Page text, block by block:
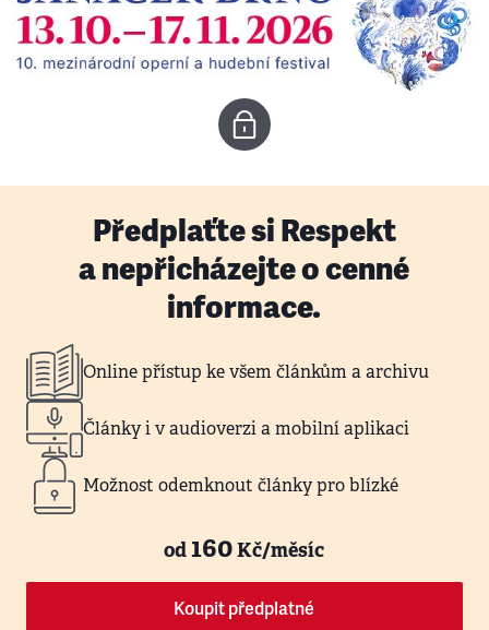
Předplaťte si Respekt
a nepřicházejte o cenné
informace.
Online přístup ke všem článkům a archivu
Články i v audioverzi a mobilní aplikaci
Možnost odemknout články pro blízké
od160Kč/měsíc
Koupit předplatné